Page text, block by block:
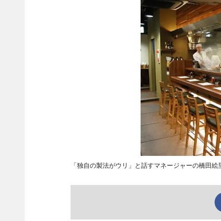
「独自の製法がウリ」と話すマネージャーの橋田絵